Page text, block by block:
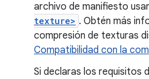
archivo de manifiesto
texture> . Obtén más
compresión de texturas
Compatibilidad con la
Si declaras los requisitos